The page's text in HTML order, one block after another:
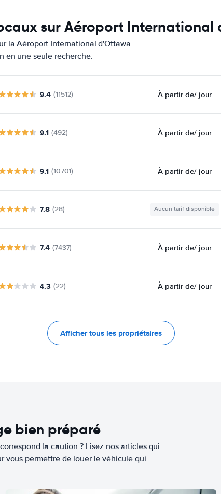
sur Aéroport International
la Aéroport International d'Ottawa
en une seule recherche.
9.4 (11512) À partir de/ jour
9.1 (492) À partir de/ jour
9.1 (10701) À partir de/ jour
7.8 (28) Aucun tarif disponible
7.4 (7437) À partir de/ jour
4.3 (22) À partir de/ jour
Afficher tous les propriétaires
bien préparé
la caution ? Lisez nos articles qui
vous permettre de louer le véhicule qui